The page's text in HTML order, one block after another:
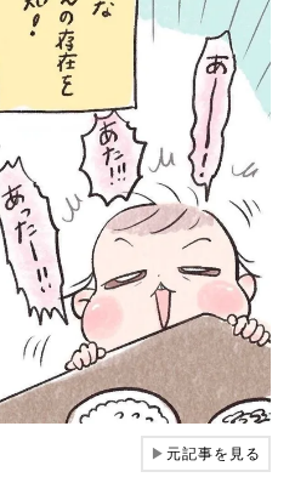
▶元記事を見る